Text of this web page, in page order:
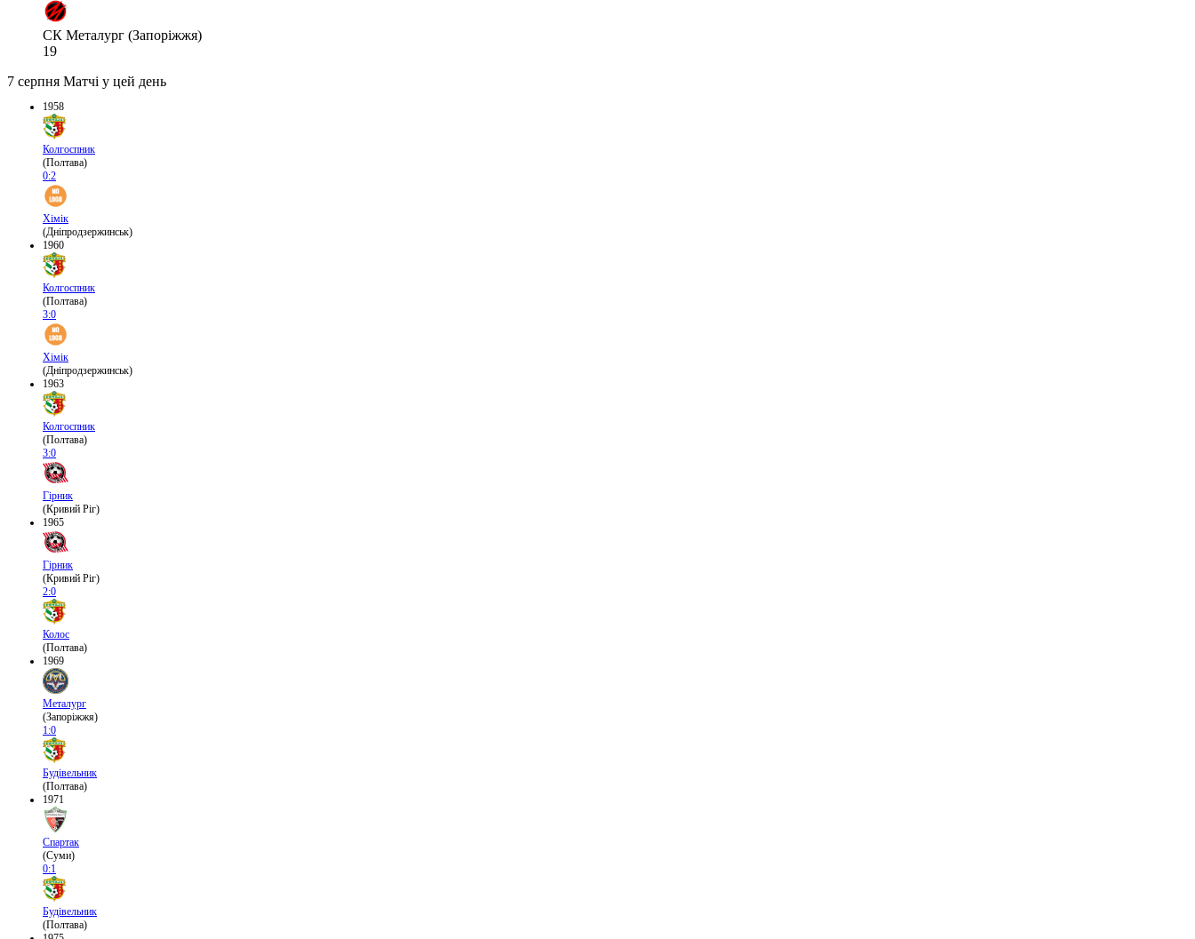
СК Металург (Запоріжжя)
19
7 серпня Матчі у цей день
1958
Колгоспник
(Полтава)
0:2
Хімік
(Дніпродзержинськ)
1960
Колгоспник
(Полтава)
3:0
Хімік
(Дніпродзержинськ)
1963
Колгоспник
(Полтава)
3:0
Гірник
(Кривий Ріг)
1965
Гірник
(Кривий Ріг)
2:0
Колос
(Полтава)
1969
Металург
(Запоріжжя)
1:0
Будівельник
(Полтава)
1971
Спартак
(Суми)
0:1
Будівельник
(Полтава)